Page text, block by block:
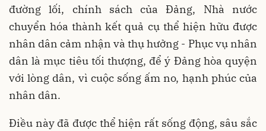
đường lối, chính sách của Đảng, Nhà nước
chuyển hóa thành kết quả cụ thể hiện hữu được
nhân dân cảm nhận và thụ hưởng - Phục vụ nhân
dân là mục tiêu tối thượng, để ý Đảng hòa quyện
với lòng dân, vì cuộc sống ấm no, hạnh phúc của
nhân dân.
Điều này đã được thể hiện rất sống động, sâu sắc